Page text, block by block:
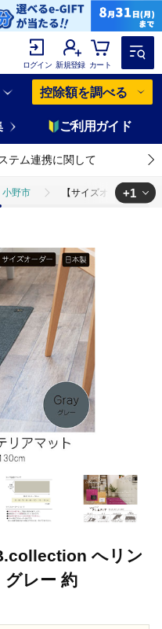
ログイン 新規登録 カート
控除額を調べる
ご利用ガイド
テム連携に関して
小野市 【サイズオーダー】
+1
へリン
レー 約